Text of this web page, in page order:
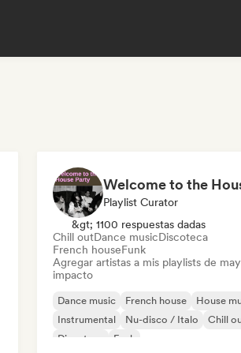
Playlist Curator
&gt; 1100 respuestas dadas
Chill outDance musicDiscoteca
French houseFunk
Agregar artistas a mis playlists de
impacto
Dance music French house
House
Instrumental
Nu-disco / Italo
Chill
Discoteca
Funk